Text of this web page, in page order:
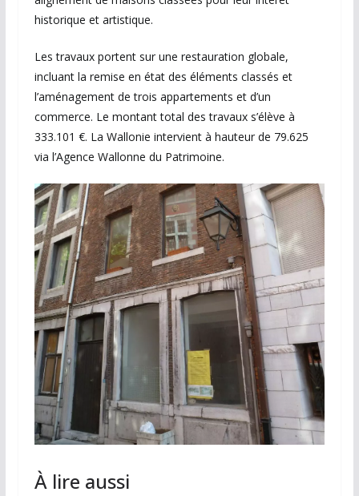
historique et artistique.
Les travaux portent sur une restauration globale,
incluant la remise en état des éléments classés et
l’aménagement de trois appartements et d’un
commerce. Le montant total des travaux s’élève à
333.101 €. La Wallonie intervient à hauteur de 79.625
via l’Agence Wallonne du Patrimoine.
À lire aussi